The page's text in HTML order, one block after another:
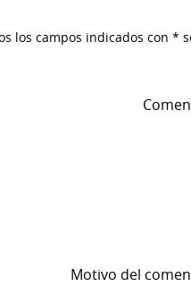
los campos indicados con *
Motivo del